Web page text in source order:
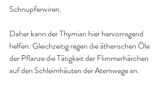
Schnupfenviren.
Daher kann der Thymian hier hervorragend
helfen. Gleichzeitig regen die ätherischen Öle
der Pflanze die Tätigkeit der Flimmerhärchen
auf den Schleimhäuten der Atemwege an.